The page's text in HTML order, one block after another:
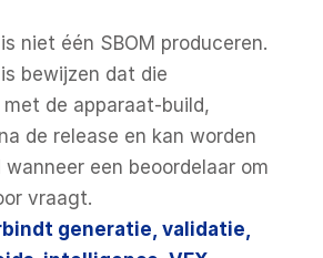
niet één SBOM produceren.
bewijzen dat die
de apparaat-build,
de release en kan worden
een beoordelaar om
vraagt.
generatie, validatie,